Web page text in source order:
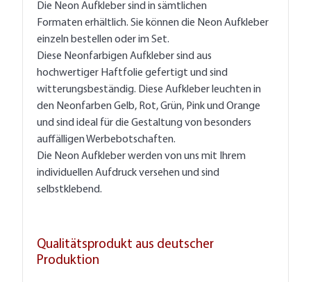
Die Neon Aufkleber sind in sämtlichen
Formaten erhältlich. Sie können die Neon Aufkleber
einzeln bestellen oder im Set.
Diese Neonfarbigen Aufkleber sind aus
hochwertiger Haftfolie gefertigt und sind
witterungsbeständig. Diese Aufkleber leuchten in
den Neonfarben Gelb, Rot, Grün, Pink und Orange
und sind ideal für die Gestaltung von besonders
auffälligen Werbebotschaften.
Die Neon Aufkleber werden von uns mit Ihrem
individuellen Aufdruck versehen und sind
selbstklebend.
Qualitätsprodukt aus deutscher
Produktion